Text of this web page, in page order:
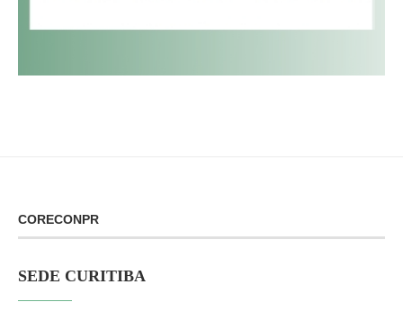
CORECONPR
SEDE CURITIBA